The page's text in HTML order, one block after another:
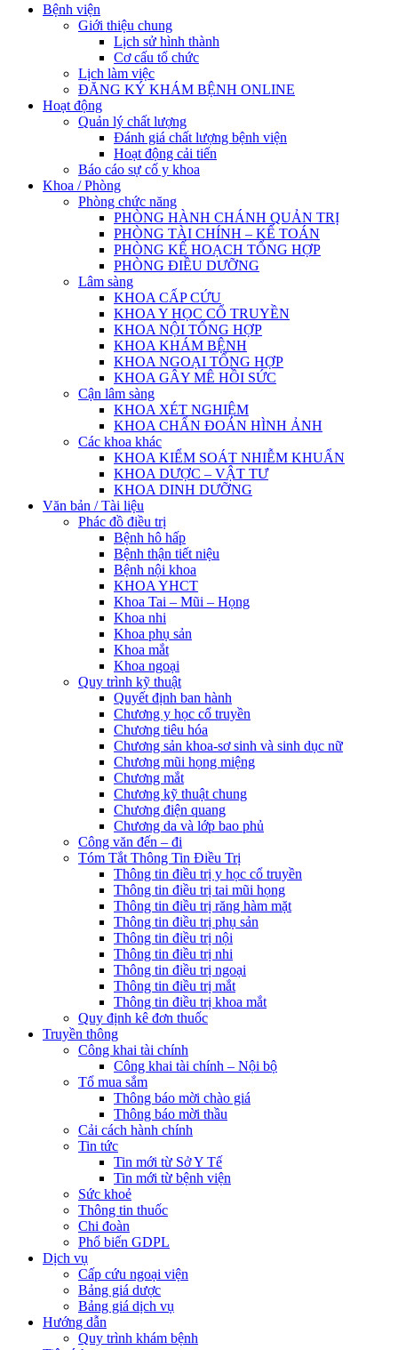
Bệnh viện
Giới thiệu chung
Lịch sử hình thành
Cơ cấu tổ chức
Lịch làm việc
ĐĂNG KÝ KHÁM BỆNH ONLINE
Hoạt động
Quản lý chất lượng
Đánh giá chất lượng bệnh viện
Hoạt động cải tiến
Báo cáo sự cố y khoa
Khoa / Phòng
Phòng chức năng
PHÒNG HÀNH CHÁNH QUẢN TRỊ
PHÒNG TÀI CHÍNH – KẾ TOÁN
PHÒNG KẾ HOẠCH TỔNG HỢP
PHÒNG ĐIỀU DƯỠNG
Lâm sàng
KHOA CẤP CỨU
KHOA Y HỌC CỔ TRUYỀN
KHOA NỘI TỔNG HỢP
KHOA KHÁM BỆNH
KHOA NGOẠI TỔNG HỢP
KHOA GÂY MÊ HỒI SỨC
Cận lâm sàng
KHOA XÉT NGHIỆM
KHOA CHẨN ĐOÁN HÌNH ẢNH
Các khoa khác
KHOA KIỂM SOÁT NHIỄM KHUẨN
KHOA DƯỢC – VẬT TƯ
KHOA DINH DƯỠNG
Văn bản / Tài liệu
Phác đồ điều trị
Bệnh hô hấp
Bệnh thận tiết niệu
Bệnh nội khoa
KHOA YHCT
Khoa Tai – Mũi – Họng
Khoa nhi
Khoa phụ sản
Khoa mắt
Khoa ngoại
Quy trình kỹ thuật
Quyết định ban hành
Chương y học cổ truyền
Chương tiêu hóa
Chương sản khoa-sơ sinh và sinh dục nữ
Chương mũi họng miệng
Chương mắt
Chương kỹ thuật chung
Chương điện quang
Chương da và lớp bao phủ
Công văn đến – đi
Tóm Tắt Thông Tin Điều Trị
Thông tin điều trị y học cổ truyền
Thông tin điều trị tai mũi họng
Thông tin điều trị răng hàm mặt
Thông tin điều trị phụ sản
Thông tin điều trị nội
Thông tin điều trị nhi
Thông tin điều trị ngoại
Thông tin điều trị mắt
Thông tin điều trị khoa mắt
Quy định kê đơn thuốc
Truyền thông
Công khai tài chính
Công khai tài chính – Nội bộ
Tổ mua sắm
Thông báo mời chào giá
Thông báo mời thầu
Cải cách hành chính
Tin tức
Tin mới từ Sở Y Tế
Tin mới từ bệnh viện
Sức khoẻ
Thông tin thuốc
Chi đoàn
Phổ biến GDPL
Dịch vụ
Cấp cứu ngoại viện
Bảng giá dược
Bảng giá dịch vụ
Hướng dẫn
Quy trình khám bệnh